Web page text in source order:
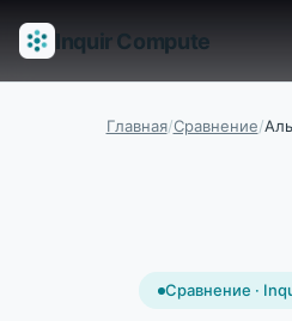
Inquir Compute
ВозможностиAPI-шлюзПайплайны
Главная/Сравнение/
Сравнение ·